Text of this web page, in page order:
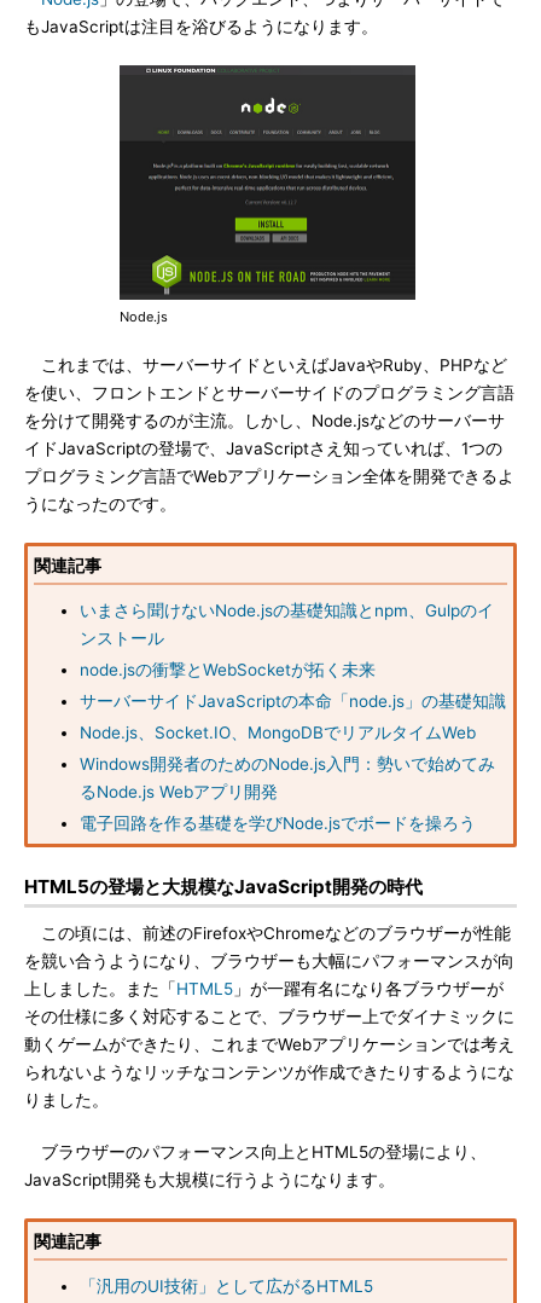
もJavaScriptは注目を浴びるようになります。
Node.js
これまでは、サーバーサイドといえばJavaやRuby、PHPなど
を使い、フロントエンドとサーバーサイドのプログラミング言語
を分けて開発するのが主流。しかし、Node.jsなどのサーバーサ
イドJavaScriptの登場で、JavaScriptさえ知っていれば、1つの
プログラミング言語でWebアプリケーション全体を開発できるよ
うになったのです。
関連記事
いまさら聞けないNode.jsの基礎知識とnpm、Gulpのイ
ンストール
node.jsの衝撃とWebSocketが拓く未来
サーバーサイドJavaScriptの本命「node.js」の基礎知識
Node.js、Socket.IO、MongoDBでリアルタイムWeb
Windows開発者のためのNode.js入門：勢いで始めてみ
るNode.js Webアプリ開発
電子回路を作る基礎を学びNode.jsでボードを操ろう
HTML5の登場と大規模なJavaScript開発の時代
この頃には、前述のFirefoxやChromeなどのブラウザーが性能
を競い合うようになり、ブラウザーも大幅にパフォーマンスが向
上しました。また「HTML5 」が一躍有名になり各ブラウザーが
その仕様に多く対応することで、ブラウザー上でダイナミックに
動くゲームができたり、これまでWebアプリケーションでは考え
られないようなリッチなコンテンツが作成できたりするようにな
りました。
ブラウザーのパフォーマンス向上とHTML5の登場により、
JavaScript開発も大規模に行うようになります。
関連記事
「汎用のUI技術」として広がるHTML5